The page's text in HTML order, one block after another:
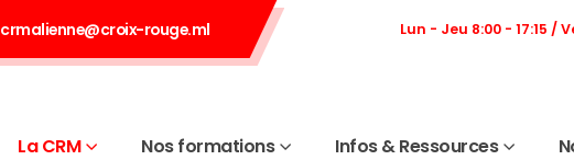
crmalienne@croix-rouge.ml Lun - Jeu 8:00 - 17:15 /
La CRM Nos formations Infos & Ressources